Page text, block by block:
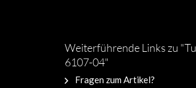
Weiterführende Links zu
6107-04"
Fragen zum Artikel?